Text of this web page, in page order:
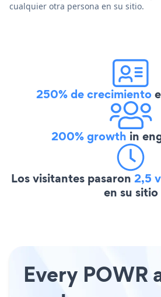
cualquier otra persona en su sitio.
250% de crecimiento
200% growth in
Los visitantes pasaron 2,5
en su sitio
Every POWR